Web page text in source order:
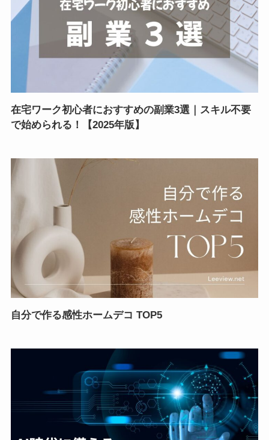
在宅ワーク初心者におすすめの副業3選｜スキル不要
で始められる！【2025年版】
自分で作る感性ホームデコ TOP5